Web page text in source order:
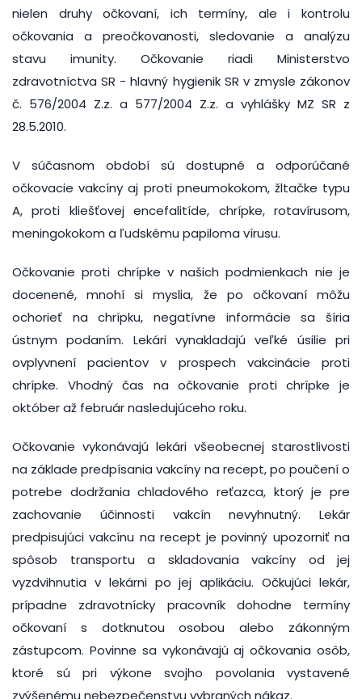
nielen druhy očkovaní, ich termíny, ale i kontrolu
očkovania a preočkovanosti, sledovanie a analýzu
stavu imunity. Očkovanie riadi Ministerstvo
zdravotníctva SR - hlavný hygienik SR v zmysle zákonov
č. 576/2004 Z.z. a 577/2004 Z.z. a vyhlášky MZ SR z
28.5.2010.
V súčasnom období sú dostupné a odporúčané
očkovacie vakcíny aj proti pneumokokom, žltačke typu
A, proti kliešťovej encefalitíde, chrípke, rotavírusom,
meningokokom a ľudskému papiloma vírusu.
Očkovanie proti chrípke v našich podmienkach nie je
docenené, mnohí si myslia, že po očkovaní môžu
ochorieť na chrípku, negatívne informácie sa šíria
ústnym podaním. Lekári vynakladajú veľké úsilie pri
ovplyvnení pacientov v prospech vakcinácie proti
chrípke. Vhodný čas na očkovanie proti chrípke je
október až február nasledujúceho roku.
Očkovanie vykonávajú lekári všeobecnej starostlivosti
na základe predpísania vakcíny na recept, po poučení o
potrebe dodržania chladového reťazca, ktorý je pre
zachovanie účinnosti vakcín nevyhnutný. Lekár
predpisujúci vakcínu na recept je povinný upozorniť na
spôsob transportu a skladovania vakcíny od jej
vyzdvihnutia v lekárni po jej aplikáciu. Očkujúci lekár,
prípadne zdravotnícky pracovník dohodne termíny
očkovaní s dotknutou osobou alebo zákonným
zástupcom. Povinne sa vykonávajú aj očkovania osôb,
ktoré sú pri výkone svojho povolania vystavené
zvýšenému nebezpečenstvu vybraných nákaz.